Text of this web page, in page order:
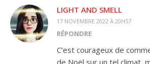
LIGHT AND SMELL
17 NOVEMBRE 2022 À 20H57
RÉPONDRE
C’est courageux de
de Noël sur un tel climat,